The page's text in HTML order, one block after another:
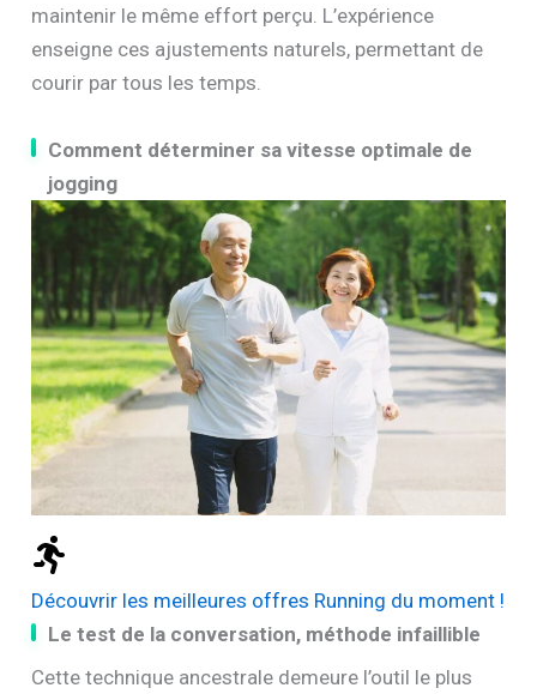
maintenir le même effort perçu. L’expérience
enseigne ces ajustements naturels, permettant de
courir par tous les temps.
Comment déterminer sa vitesse optimale de
jogging
Découvrir les meilleures offres Running du moment !
Le test de la conversation, méthode infaillible
Cette technique ancestrale demeure l’outil le plus